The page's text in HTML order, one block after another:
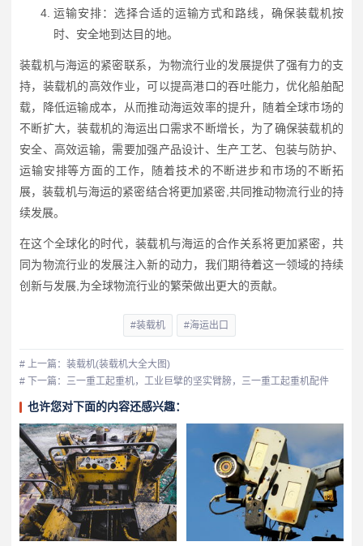
运输安排：选择合适的运输方式和路线，确保装载机按
时、安全地到达目的地。
装载机与海运的紧密联系，为物流行业的发展提供了强有力的支
持，装载机的高效作业，可以提高港口的吞吐能力，优化船舶配
载，降低运输成本，从而推动海运效率的提升，随着全球市场的
不断扩大，装载机的海运出口需求不断增长，为了确保装载机的
安全、高效运输，需要加强产品设计、生产工艺、包装与防护、
运输安排等方面的工作，随着技术的不断进步和市场的不断拓
展，装载机与海运的紧密结合将更加紧密,共同推动物流行业的持
续发展。
在这个全球化的时代，装载机与海运的合作关系将更加紧密，共
同为物流行业的发展注入新的动力，我们期待着这一领域的持续
创新与发展,为全球物流行业的繁荣做出更大的贡献。
#装载机 #海运出口
# 上一篇：装载机(装载机大全大图)
# 下一篇：三一重工起重机，工业巨擘的坚实臂膀，三一重工起重机配件
也许您对下面的内容还感兴趣：